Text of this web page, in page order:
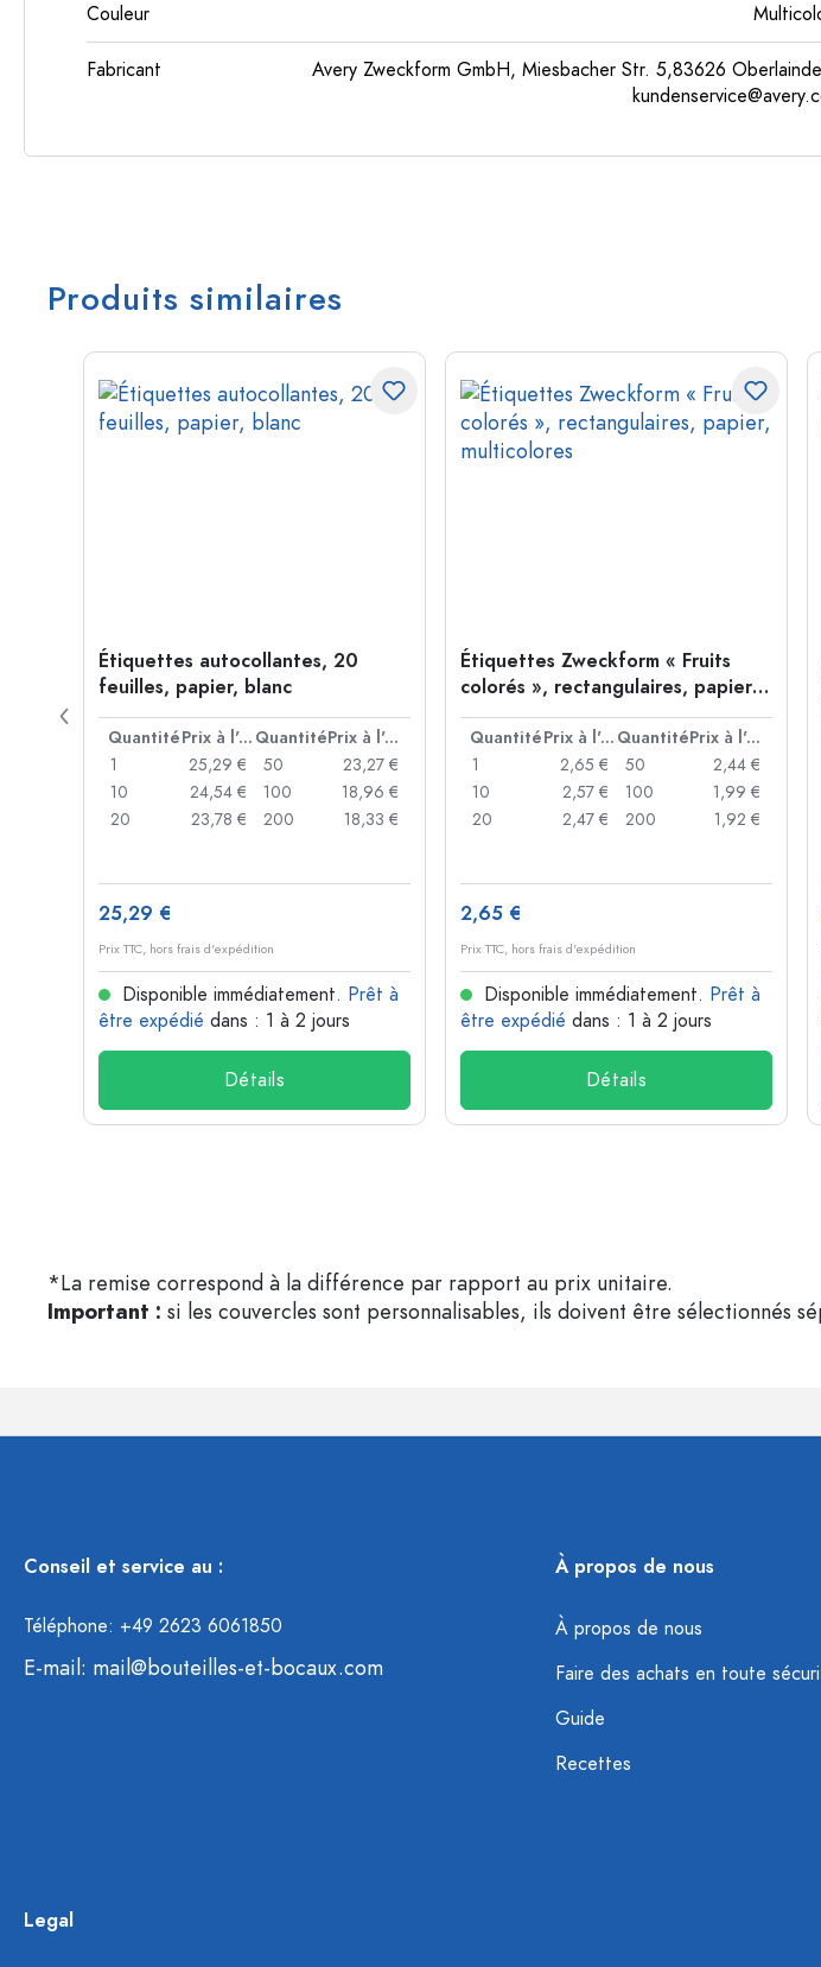
Couleur
Fabricant
Avery Zweckform GmbH, Miesbacher Str. 5,83626
Produits similaires
Étiquettes autocollantes, 20
feuilles, papier, blanc
Quantité Prix à l'unité Quantité
Prix à l'unité
1
25,29 €
10
24,54 €
20
23,78 €
50
23,27 €
100
18,96 €
200
18,33 €
25,29 €
Prix TTC, hors frais d'expédition
Disponible immédiatement. Prêt à
être expédié dans : 1 à 2 jours
Détails
Étiquettes Zweckform « Fruits
colorés », rectangulaires, papier,
multicolores
Quantité Prix à l'unité Quantité
Prix à l'unité
1
2,65 €
10
2,57 €
20
2,47 €
50
2,44 €
100
1,99 €
200
1,92 €
2,65 €
Prix TTC, hors frais d'expédition
Disponible immédiatement. Prêt à
être expédié dans : 1 à 2 jours
Détails
*La remise correspond à la différence par rapport au prix unitaire.
Important : si les couvercles sont personnalisables, ils doivent être sélectionnés
Conseil et service au :
Téléphone: +49 2623 6061850
E-mail: mail@bouteilles-et-bocaux.com
À propos de nous
À propos de nous
Faire des achats en toute
Guide
Recettes
Legal